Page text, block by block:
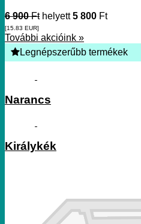
6 900 Fthelyett5 800 Ft
[15.83 EUR]
További akcióink »
Legnépszerűbb termékek
Narancs
Királykék